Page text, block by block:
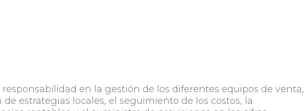
responsabilidad en la gestión de los diferentes equipos de venta,
estrategias locales, el seguimiento de los costos, la